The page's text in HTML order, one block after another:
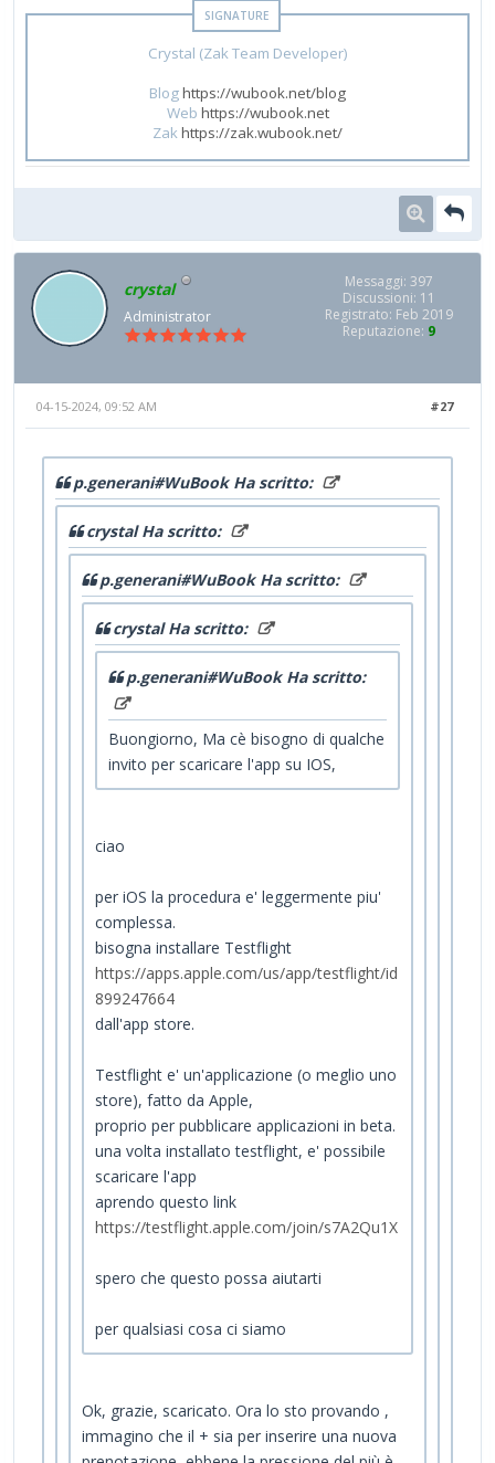
Crystal (Zak Team Developer)
Bloghttps://wubook.net/blog
Web https://wubook.net
Zakhttps://zak.wubook.net/
crystal
Administrator
Messaggi: 397
Discussioni: 11
Registrato: Feb 2019
Reputazione: 9
#27
04-15-2024, 09:52 AM
p.generani#WuBook Ha scritto:
crystal Ha scritto:
p.generani#WuBook Ha scritto:
crystal Ha scritto:
p.generani#WuBook Ha scritto:
Buongiorno, Ma cè bisogno di qualche
invito per scaricare l'app su IOS,
ciao
per iOS la procedura e' leggermente piu'
complessa.
bisogna installare Testflight
https://apps.apple.com/us/app/testflight/id
899247664
dall'app store.
Testflight e' un'applicazione (o meglio uno
store), fatto da Apple,
proprio per pubblicare applicazioni in beta.
una volta installato testflight, e' possibile
scaricare l'app
aprendo questo link
https://testflight.apple.com/join/s7A2Qu1X
spero che questo possa aiutarti
per qualsiasi cosa ci siamo
Ok, grazie, scaricato. Ora lo sto provando ,
immagino che il + sia per inserire una nuova